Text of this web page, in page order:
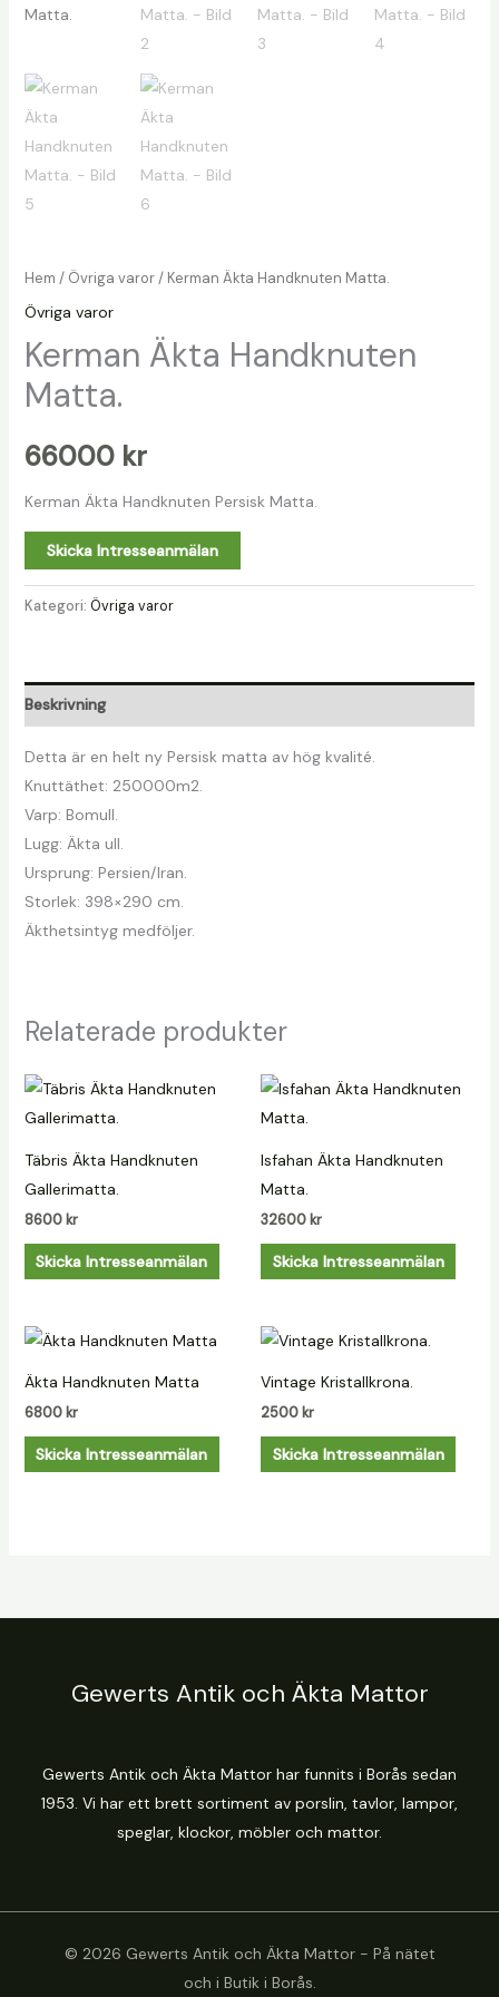
Hem / Övriga varor/ Kerman Äkta Handknuten Matta.
Övriga varor
Kerman Äkta Handknuten
Matta.
66000 kr
Kerman Äkta Handknuten Persisk Matta.
Skicka Intresseanmälan
Kategori: Övriga varor
Beskrivning
Detta är en helt ny Persisk matta av hög kvalité.
Knuttäthet: 250000m2.
Varp: Bomull.
Lugg: Äkta ull.
Ursprung: Persien/Iran.
Storlek: 398×290 cm.
Äkthetsintyg medföljer.
Relaterade produkter
Täbris Äkta Handknuten
Gallerimatta.
8600 kr
Skicka Intresseanmälan
Isfahan Äkta Handknuten
Matta.
32600 kr
Skicka Intresseanmälan
Äkta Handknuten Matta
6800 kr
Skicka Intresseanmälan
Vintage Kristallkrona.
2500 kr
Skicka Intresseanmälan
Gewerts Antik och Äkta Mattor
Gewerts Antik och Äkta Mattor har funnits i Borås sedan
1953. Vi har ett brett sortiment av porslin, tavlor, lampor,
speglar, klockor, möbler och mattor.
© 2026 Gewerts Antik och Äkta Mattor - På nätet
och i Butik i Borås.